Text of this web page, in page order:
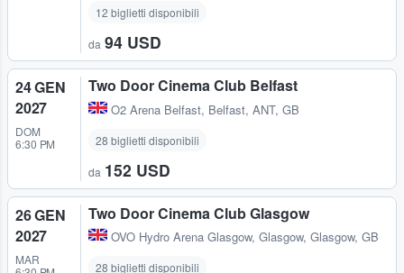
12 biglietti disponibili
da 94 USD
24 GEN
2027
DOM
6:30 PM
Two Door Cinema Club Belfast
O2 Arena Belfast, Belfast, ANT, GB
28 biglietti disponibili
da 152 USD
26 GEN
2027
MAR
Two Door Cinema Club Glasgow
OVO Hydro Arena Glasgow, Glasgow, Glasgow, GB
28 biglietti disponibili